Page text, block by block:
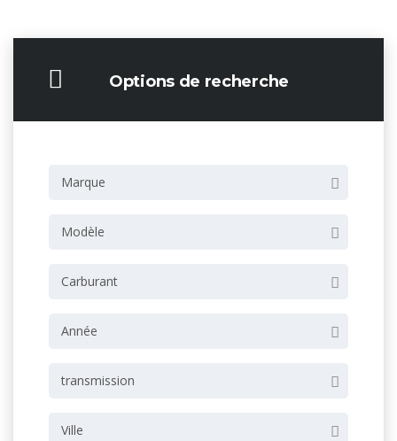
Options de recherche
Marque
Modèle
Carburant
Année
transmission
Ville